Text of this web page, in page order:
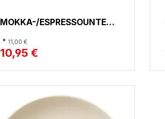
MOKKA-/ESPRESSOUNTERT
* 11,00 €
10,95 €